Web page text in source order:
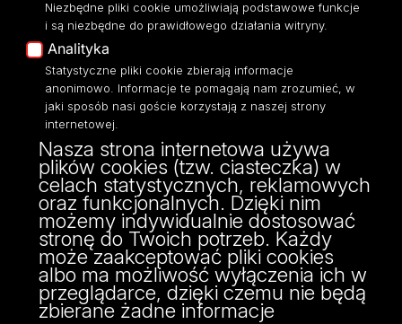
Eksperci UŁ
Polityka Prywatności
Dostępność
ul. Narutowicza 68, 90-136 Łódź
NIP: 724 000 32 43
Adres do doręczeń elektronicznych (ADE):
AE:PL-74796-17640-IHHIV-17
KONTAKT
Niezbędne pliki cookie umożliwiają podstawowe funkcje
i są niezbędne do prawidłowego działania witryny.
Analityka
Statystyczne pliki cookie zbierają informacje
anonimowo. Informacje te pomagają nam zrozumieć, w
jaki sposób nasi goście korzystają z naszej strony
internetowej.
Nasza strona internetowa używa
plików cookies (tzw. ciasteczka) w
celach statystycznych, reklamowych
oraz funkcjonalnych. Dzięki nim
możemy indywidualnie dostosować
stronę do Twoich potrzeb. Każdy
może zaakceptować pliki cookies
albo ma możliwość wyłączenia ich w
przeglądarce, dzięki czemu nie będą
zbierane żadne informacje